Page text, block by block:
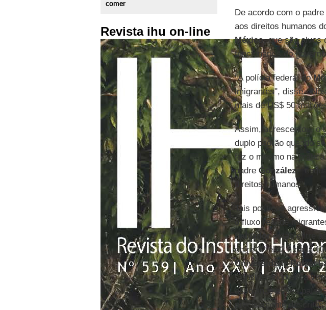
comer
Revista ihu on-line
De acordo com o padre
aos direitos humanos
México, que são alvos
funcionários do
"A polícia federal do
imigrantes", disse.
mais de US$ 50
Assim, acrescentou, o
duplo padrão quando
faz o mesmo na
padre González ,
direitos humanos".
Tais políticas
o fluxo real de
Salvadorestão entre
entre 33 e 82 a cada
Universidade Rafael
Considerando essa
assolando esses
precisamente descritos